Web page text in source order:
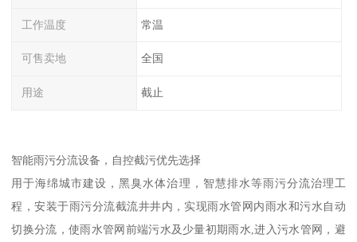
工作温度 常温
可售卖地 全国
用途 截止
智能雨污分流设备，自控截污优先选择
用于海绵城市建设，黑臭水体治理，智慧排水等雨污分流治理工
程，安装于雨污分流截流井井内，实现雨水管网内雨水和污水自动
切换分流，使雨水管网前端污水及少量初期雨水,进入污水管网，避